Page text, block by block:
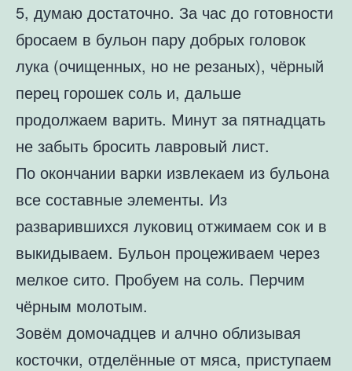
5, думаю достаточно. За час до готовности
бросаем в бульон пару добрых головок
лука (очищенных, но не резаных), чёрный
перец горошек соль и, дальше
продолжаем варить. Минут за пятнадцать
не забыть бросить лавровый лист.
По окончании варки извлекаем из бульона
все составные элементы. Из
разварившихся луковиц отжимаем сок и в
выкидываем. Бульон процеживаем через
мелкое сито. Пробуем на соль. Перчим
чёрным молотым.
Зовём домочадцев и алчно облизывая
косточки, отделённые от мяса, приступаем